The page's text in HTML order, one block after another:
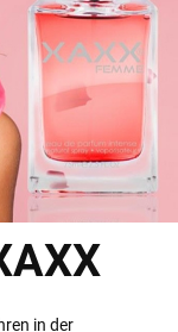
in der